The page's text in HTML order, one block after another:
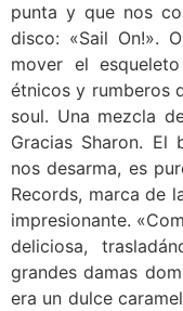
punta y que nos
disco: «Sail On!».
mover el
étnicos y rumberos
soul. Una mezcla
Gracias Sharon.
nos desarma, es
Records, marca de
impresionante.
deliciosa,
grandes damas
era un dulce